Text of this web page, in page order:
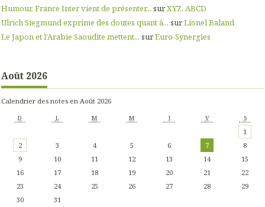
Humour. France Inter vient de présenter... surXYZ, ABCD
Ulrich Siegmund exprime des doutes quant à... surLionel Baland
Le Japon et l’Arabie Saoudite mettent... surEuro-Synergies
Août 2026
Calendrier des notes en Août 2026
D L M M J V S
1
2
3 4 5 6 7
8
9
10 11 12 13 14
15
16
17 18 19 20 21
22
23
24 25 26 27 28
29
30
31